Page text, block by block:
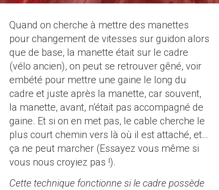
Quand on cherche à mettre des manettes
pour changement de vitesses sur guidon alors
que de base, la manette était sur le cadre
(vélo ancien), on peut se retrouver gêné, voir
embété pour mettre une gaine le long du
cadre et juste après la manette, car souvent,
la manette, avant, n’était pas accompagné de
gaine. Et si on en met pas, le cable cherche le
plus court chemin vers là où il est attaché, et…
ça ne peut marcher (Essayez vous même si
vous nous croyiez pas !).
Cette technique fonctionne si le cadre possède